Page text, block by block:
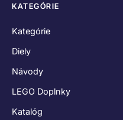
KATEGÓRIE
Kategórie
Diely
Návody
LEGO Doplnky
Katalóg